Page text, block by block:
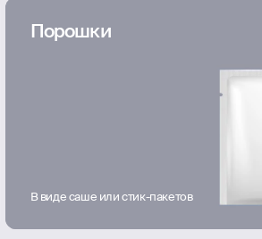
Порошки
В виде саше или стик-пакетов